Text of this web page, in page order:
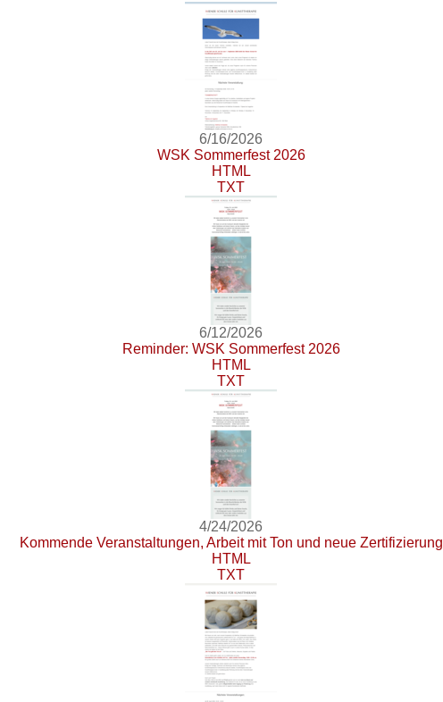
6/16/2026
WSK Sommerfest 2026
HTML
TXT
6/12/2026
Reminder: WSK Sommerfest 2026
HTML
TXT
4/24/2026
Kommende Veranstaltungen, Arbeit mit Ton und neue Zertifizierung
HTML
TXT